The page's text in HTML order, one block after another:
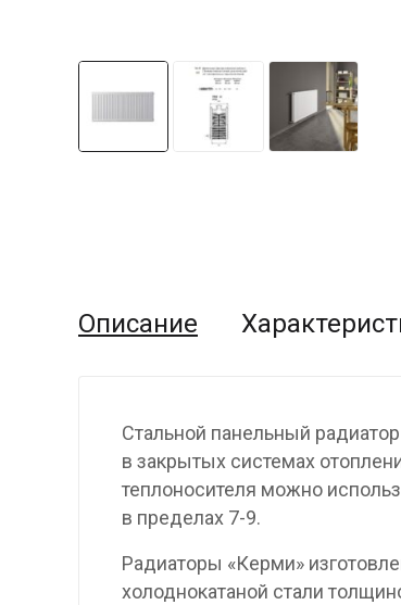
Описание
Стальной панельный
в закрытых системах
теплоносителя можно
в пределах 7-9.
Радиаторы «Керми»
холоднокатаной стали